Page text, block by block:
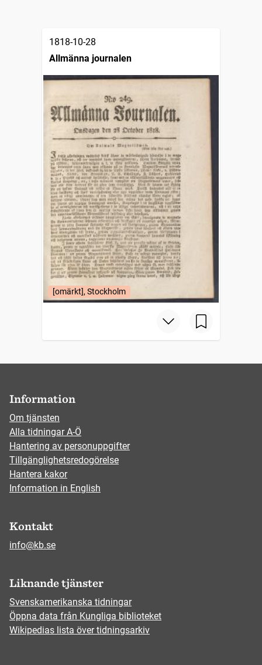
1818-10-28
Allmänna journalen
[omärkt], Stockholm
Information
Om tjänsten
Alla tidningar A-Ö
Hantering av personuppgifter
Tillgänglighetsredogörelse
Hantera kakor
Information in English
Kontakt
info@kb.se
Liknande tjänster
Svenskamerikanska tidningar
Öppna data från Kungliga biblioteket
Wikipedias lista över tidningsarkiv